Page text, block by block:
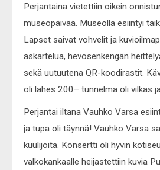
Perjantaina vietettiin oikein
museopäivää. Museolla esiintyi
Lapset saivat vohvelit ja
askartelua, hevosenkengän
sekä uutuutena QR-koodirastit.
oli lähes 200– tunnelma oli vilkas
Perjantai iltana Vauhko Varsa
ja tupa oli täynnä! Vauhko Varsa
kuulijoita. Konsertti oli hyvin
valkokankaalle heijastettiin kuvia